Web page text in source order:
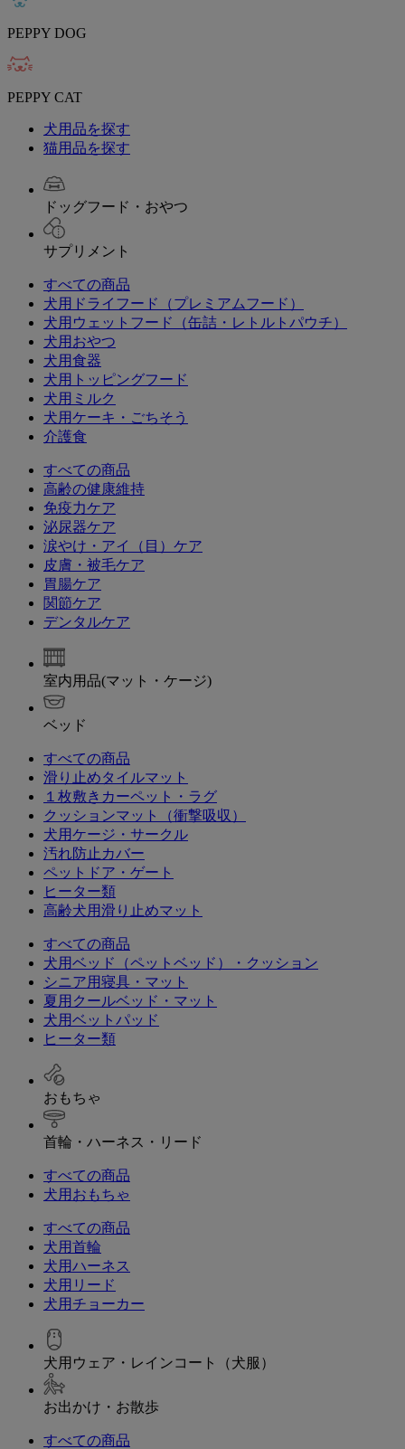
PEPPY DOG
PEPPY CAT
犬用品を探す
猫用品を探す
ドッグフード・おやつ
サプリメント
すべての商品
犬用ドライフード（プレミアムフード）
犬用ウェットフード（缶詰・レトルトパウチ）
犬用おやつ
犬用食器
犬用トッピングフード
犬用ミルク
犬用ケーキ・ごちそう
介護食
すべての商品
高齢の健康維持
免疫力ケア
泌尿器ケア
涙やけ・アイ（目）ケア
皮膚・被毛ケア
胃腸ケア
関節ケア
デンタルケア
室内用品(マット・ケージ)
ベッド
すべての商品
滑り止めタイルマット
１枚敷きカーペット・ラグ
クッションマット（衝撃吸収）
犬用ケージ・サークル
汚れ防止カバー
ペットドア・ゲート
ヒーター類
高齢犬用滑り止めマット
すべての商品
犬用ベッド（ペットベッド）・クッション
シニア用寝具・マット
夏用クールベッド・マット
犬用ベットパッド
ヒーター類
おもちゃ
首輪・ハーネス・リード
すべての商品
犬用おもちゃ
すべての商品
犬用首輪
犬用ハーネス
犬用リード
犬用チョーカー
犬用ウェア・レインコート（犬服）
お出かけ・お散歩
すべての商品